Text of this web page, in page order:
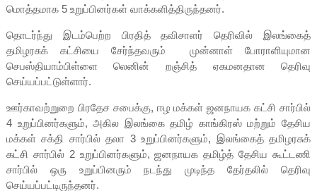
மொத்தமாக 5 உறுப்பினர்கள் வாக்களித்திருந்தனர்.
தொடர்ந்து இடம்பெற்ற பிரதித் தவிசாளர் தெரிவில் இலங்கைத்
தமிழரசுக் கட்சியை சேர்ந்தவரும் முன்னாள் போராளியுமான
செபஸ்தியாம்பிள்ளை லெனின் றஞ்சித் ஏகமனதான தெரிவு
செய்யப்பட்டுள்ளார்.
ஊர்காவற்றுறை பிரதேச சபைக்கு, ஈழ மக்கள் ஜனநாயக கட்சி சார்பில்
4 உறுப்பினர்களும், அகில இலங்கை தமிழ் காங்கிரஸ் மற்றும் தேசிய
மக்கள் சக்தி சார்பில் தலா 3 உறுப்பினர்களும், இலங்கைத் தமிழரசுக்
கட்சி சார்பில் 2 உறுப்பினர்களும், ஜனநாயக தமிழ்த் தேசிய கூட்டணி
சார்பில் ஒரு உறுப்பினரும் நடந்து முடிந்த தேர்தலில் தெரிவு
செய்யப்பட்டிருந்தனர்.